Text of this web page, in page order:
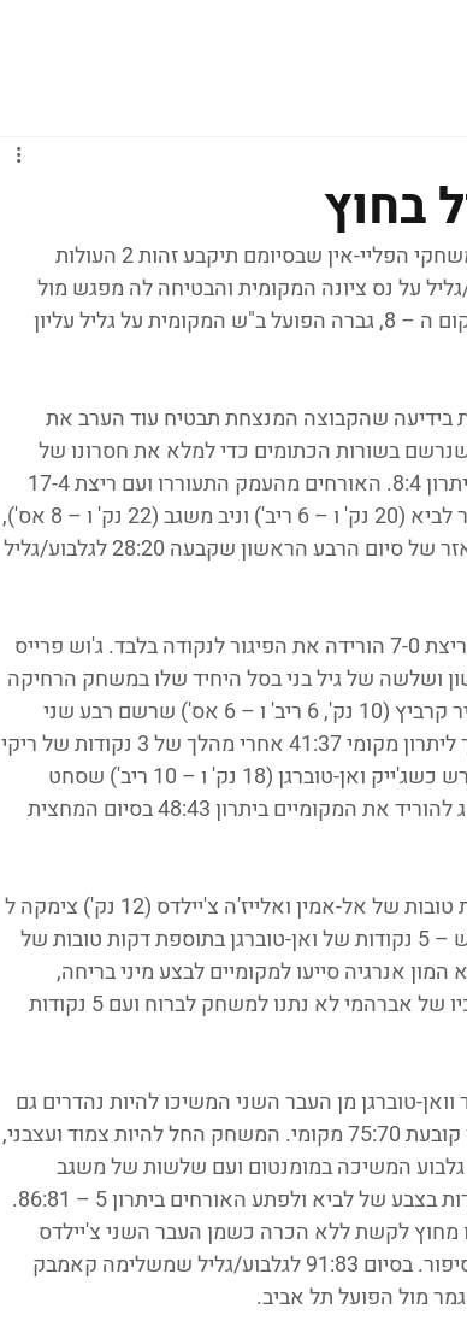
בחוץ
לראשונה בליגת העל ובישראל בפרט, יצאו לדרך משחקי הפליי-אין שבסיומם תיקבע זהות 2 העולות
על מקום 7, גברה גלבוע/גליל על נס ציונה המקומית והבטיחה לה מפגש מול
הפועל תל אביב. בקרב על הזכות להתחרות על המקום ה – 8, גברה הפועל ב"ש המקומית על גליל עליון
בידיעה שהקבוצה המנצחת תבטיח עוד הערב את
ג'רום מיינסי (14 נק' ו – 9 ריב') שנרשם בשורות הכתומים כדי למלא את חסרונו של
בהובלת איש אל-אמין (14 נק') וצמד הישראלים גור לביא (20 נק' ו – 6 ריב') וניב משגב (22 נק' ו – 8 אס'),
ברחה ליתרון 21:12. האחרון הוסיף שלשה על הבאזר של סיום הרבע הראשון שקבעה 28:20 לגלבוע/גליל
נס ציונה שוב הייתה זו שפתחה טוב את הרבע ועם ריצת 7-0 הורידה את הפיגור לנקודה בלבד. ג'וש פרייס
ושלשה של גיל בני בסל היחיד שלו במשחק הרחיקה
שוב את גלבוע ליתרון 37:31. נס ציונה, בהובלת יאיר קרביץ (10 נק', 6 ריב' ו – 6 אס') שרשם רבע שני
נהדר, השלימה ריצה נוספת, הפעם של 10-0, בדרך ליתרון מקומי 41:37 אחרי מהלך של 3 נקודות של ריקי
לינדו (14 נק' ו – 8 ריב'). המקומיים שמרו על ההפרש כשג'ייק ואן-טוברגן (18 נק' ו – 10 ריב') שסחט
עבירה בלתי ספורטיבית עם סיום החצי הראשון דאג להוריד את המקומיים ביתרון 48:43 בסיום המחצית
האורחים פתחו לא רע את הרבע השלישי ועם דקות טובות של אל-אמין ואלייז'ה צ'יילדס (12 נק') צימקה ל
– 3 בלבד, 55:52. שתי הקבוצות החליפו סלים עד ש – 5 נקודות של ואן-טוברגן בתוספת דקות טובות של
והביא המון אנרגיה סייעו למקומיים לבצע מיני בריחה,
70:61 אחרי ליי-אפ של ברייס בראון (18 נק'). חניכיו של אברהמי לא נתנו למשחק לברוח ועם 5 נקודות
טוברגן מן העבר השני המשיכו להיות נהדרים גם
בפתיחת הרבע המכריע, כאשר שלשה של האחרון קובעת 75:70 מקומי. המשחק החל להיות צמוד ועצבני,
בדקות של מיני מומנטום הפכה ל – 76:75. גלבוע המשיכה במומנטום ועם שלשות של משגב
ואל-אמין בתוספת ליי-אפ של הרכז הישראלי ונקודות בצבע של לביא ולפתע האורחים ביתרון 5 – 86:81.
מחוץ לקשת ללא הכרה כשמן העבר השני צ'יילדס
ומשגב עומדים בלחץ מהקו ולמעשה סוגרים את הסיפור. בסיום 91:83 לגלבוע/גליל שמשלימה קאמבק
מול הפועל תל אביב.